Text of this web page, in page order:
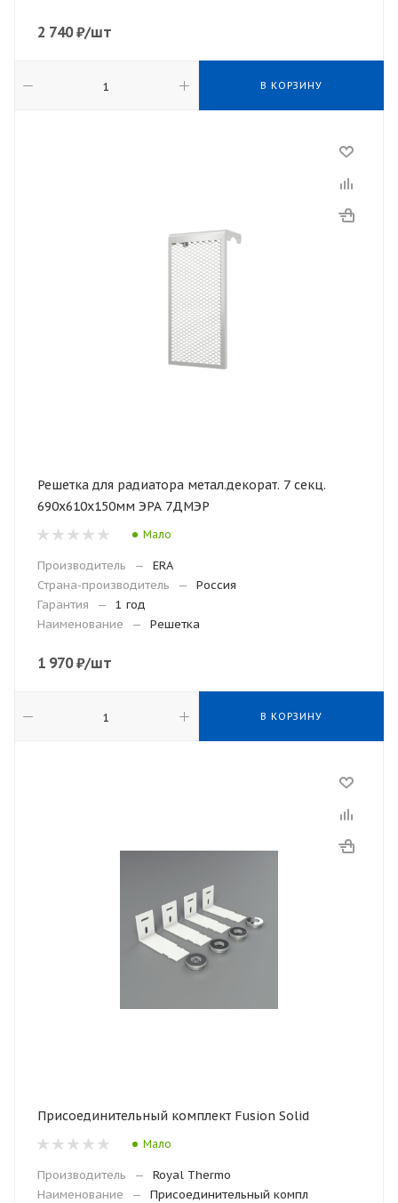
2 740₽/шт
В КОРЗИНУ
Решетка для радиатора метал.декорат. 7 секц.
690х610х150мм ЭРА 7ДМЭР
Мало
Производитель —
ERA
Страна-производитель
—
Россия
Гарантия
—
1 год
Наименование
— Решетка
1 970₽/шт
В КОРЗИНУ
Присоединительный комплект Fusion Solid
Мало
Производитель —
Royal Thermo
Наименование
— Присоединительный компл